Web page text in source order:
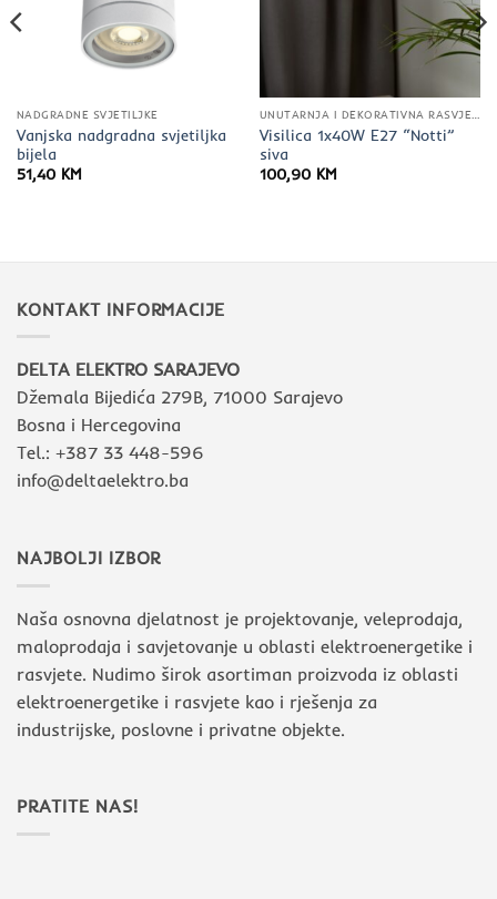
NADGRADNE SVJETILJKE
Vanjska nadgradna svjetiljka
bijela
51,40 KM
UNUTARNJA I DEKORATIVNA RASVJETA
Visilica 1x40W E27 “Notti”
siva
100,90 KM
KONTAKT INFORMACIJE
DELTA ELEKTRO SARAJEVO
Džemala Bijedića 279B, 71000 Sarajevo
Bosna i Hercegovina
Tel.: +387 33 448-596
info@deltaelektro.ba
NAJBOLJI IZBOR
Naša osnovna djelatnost je projektovanje, veleprodaja,
maloprodaja i savjetovanje u oblasti elektroenergetike i
rasvjete. Nudimo širok asortiman proizvoda iz oblasti
elektroenergetike i rasvjete kao i rješenja za
industrijske, poslovne i privatne objekte.
PRATITE NAS!